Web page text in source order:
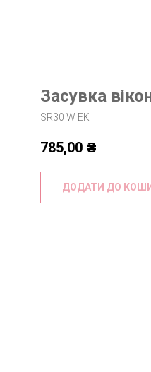
Засувка
SR30 W EK
785,00 ₴
ДОДАТИ ДО